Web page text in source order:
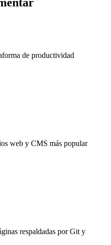
de productividad
web y CMS más popular
respaldadas por Git y